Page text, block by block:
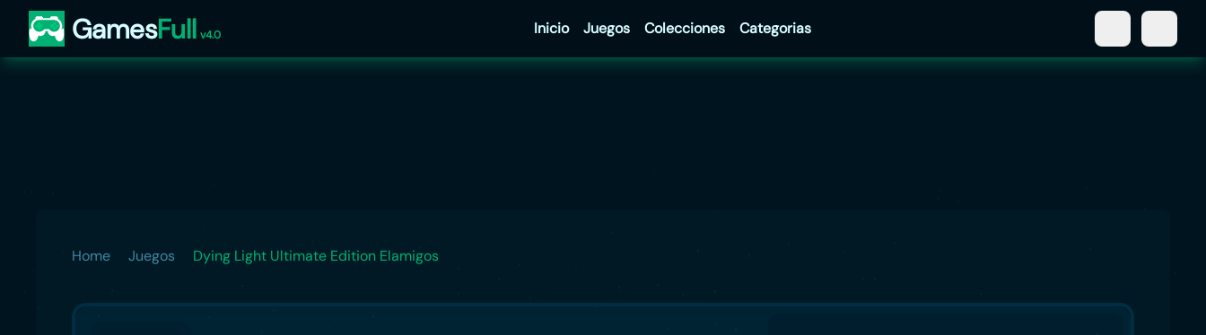
GamesFull v4.0 Inicio Juegos Colecciones Categorias
Home Juegos Dying Light Ultimate Edition Elamigos